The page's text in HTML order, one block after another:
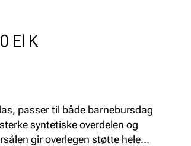
El K
passer til både barnebursdag
syntetiske overdelen og
gir overlegen støtte hele